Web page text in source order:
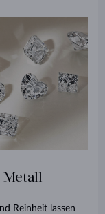
Metall
Reinheit lassen